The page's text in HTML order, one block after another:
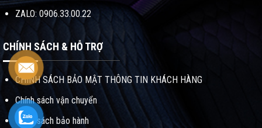
ZALO: 0906.33.00.22
CHÍNH SÁCH & HỖ TRỢ
CHÍNH SÁCH BẢO MẬT THÔNG TIN KHÁCH HÀNG
Chính sách vận chuyển
Chính sách bảo hành